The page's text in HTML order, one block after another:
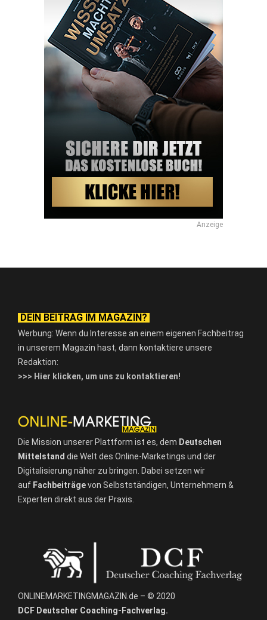
Anzeige
DEIN BEITRAG IM MAGAZIN?
Werbung: Wenn du Interesse an einem eigenen Fachbeitrag
in unserem Magazin hast, dann kontaktiere unsere
Redaktion:
>>> Hier klicken, um uns zu kontaktieren!
Die Mission unserer Plattform ist es, dem Deutschen
Mittelstand die Welt des Online-Marketings und der
Digitalisierung näher zu bringen. Dabei setzen wir
auf Fachbeiträgevon Selbstständigen, Unternehmern &
Experten direkt aus der Praxis.
ONLINEMARKETINGMAGAZIN.de – © 2020
DCF Deutscher Coaching-Fachverlag.